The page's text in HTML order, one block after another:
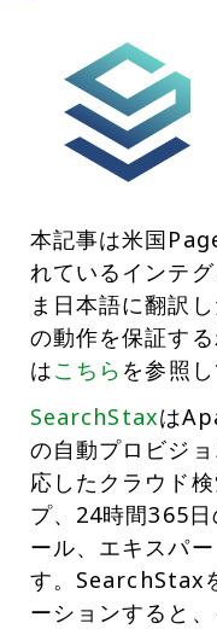
本記事は米国
れているインテ
ま日本語に翻訳
の動作を保証す
はこちら を参照し
SearchStaxは
の自動プロビジ
応したクラウド
プ、24時間365
ール、エキスパ
す。SearchStax
ーションすると